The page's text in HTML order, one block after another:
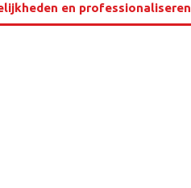
en professionaliseren